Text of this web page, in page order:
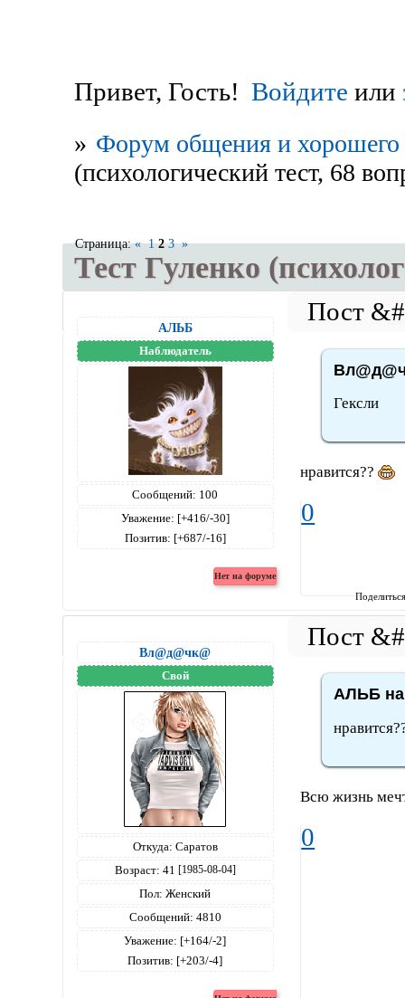
Привет, Гость! Войдите или
» Форум общения и хорошего
(психологический тест, 68
Тест Гуленко
Страница:« 1 2 3 »
АЛЬБ
Наблюдатель
Сообщений: 100
Уважение: [+416/-30]
Позитив: [+687/-16]
Гексли
нравится??
0
Вл@д@чк@
Свой
Откуда: Саратов
Возраст: 41 [1985-08-04]
Пол: Женский
Сообщений: 4810
Уважение: [+164/-2]
Позитив: [+203/-4]
АЛЬБ
Всю жизнь
0